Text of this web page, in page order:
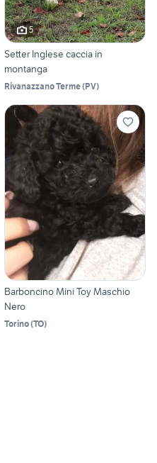
5
Setter Inglese caccia in
montanga
Rivanazzano Terme(PV)
Barboncino Mini Toy Maschio
Nero
Torino(TO)